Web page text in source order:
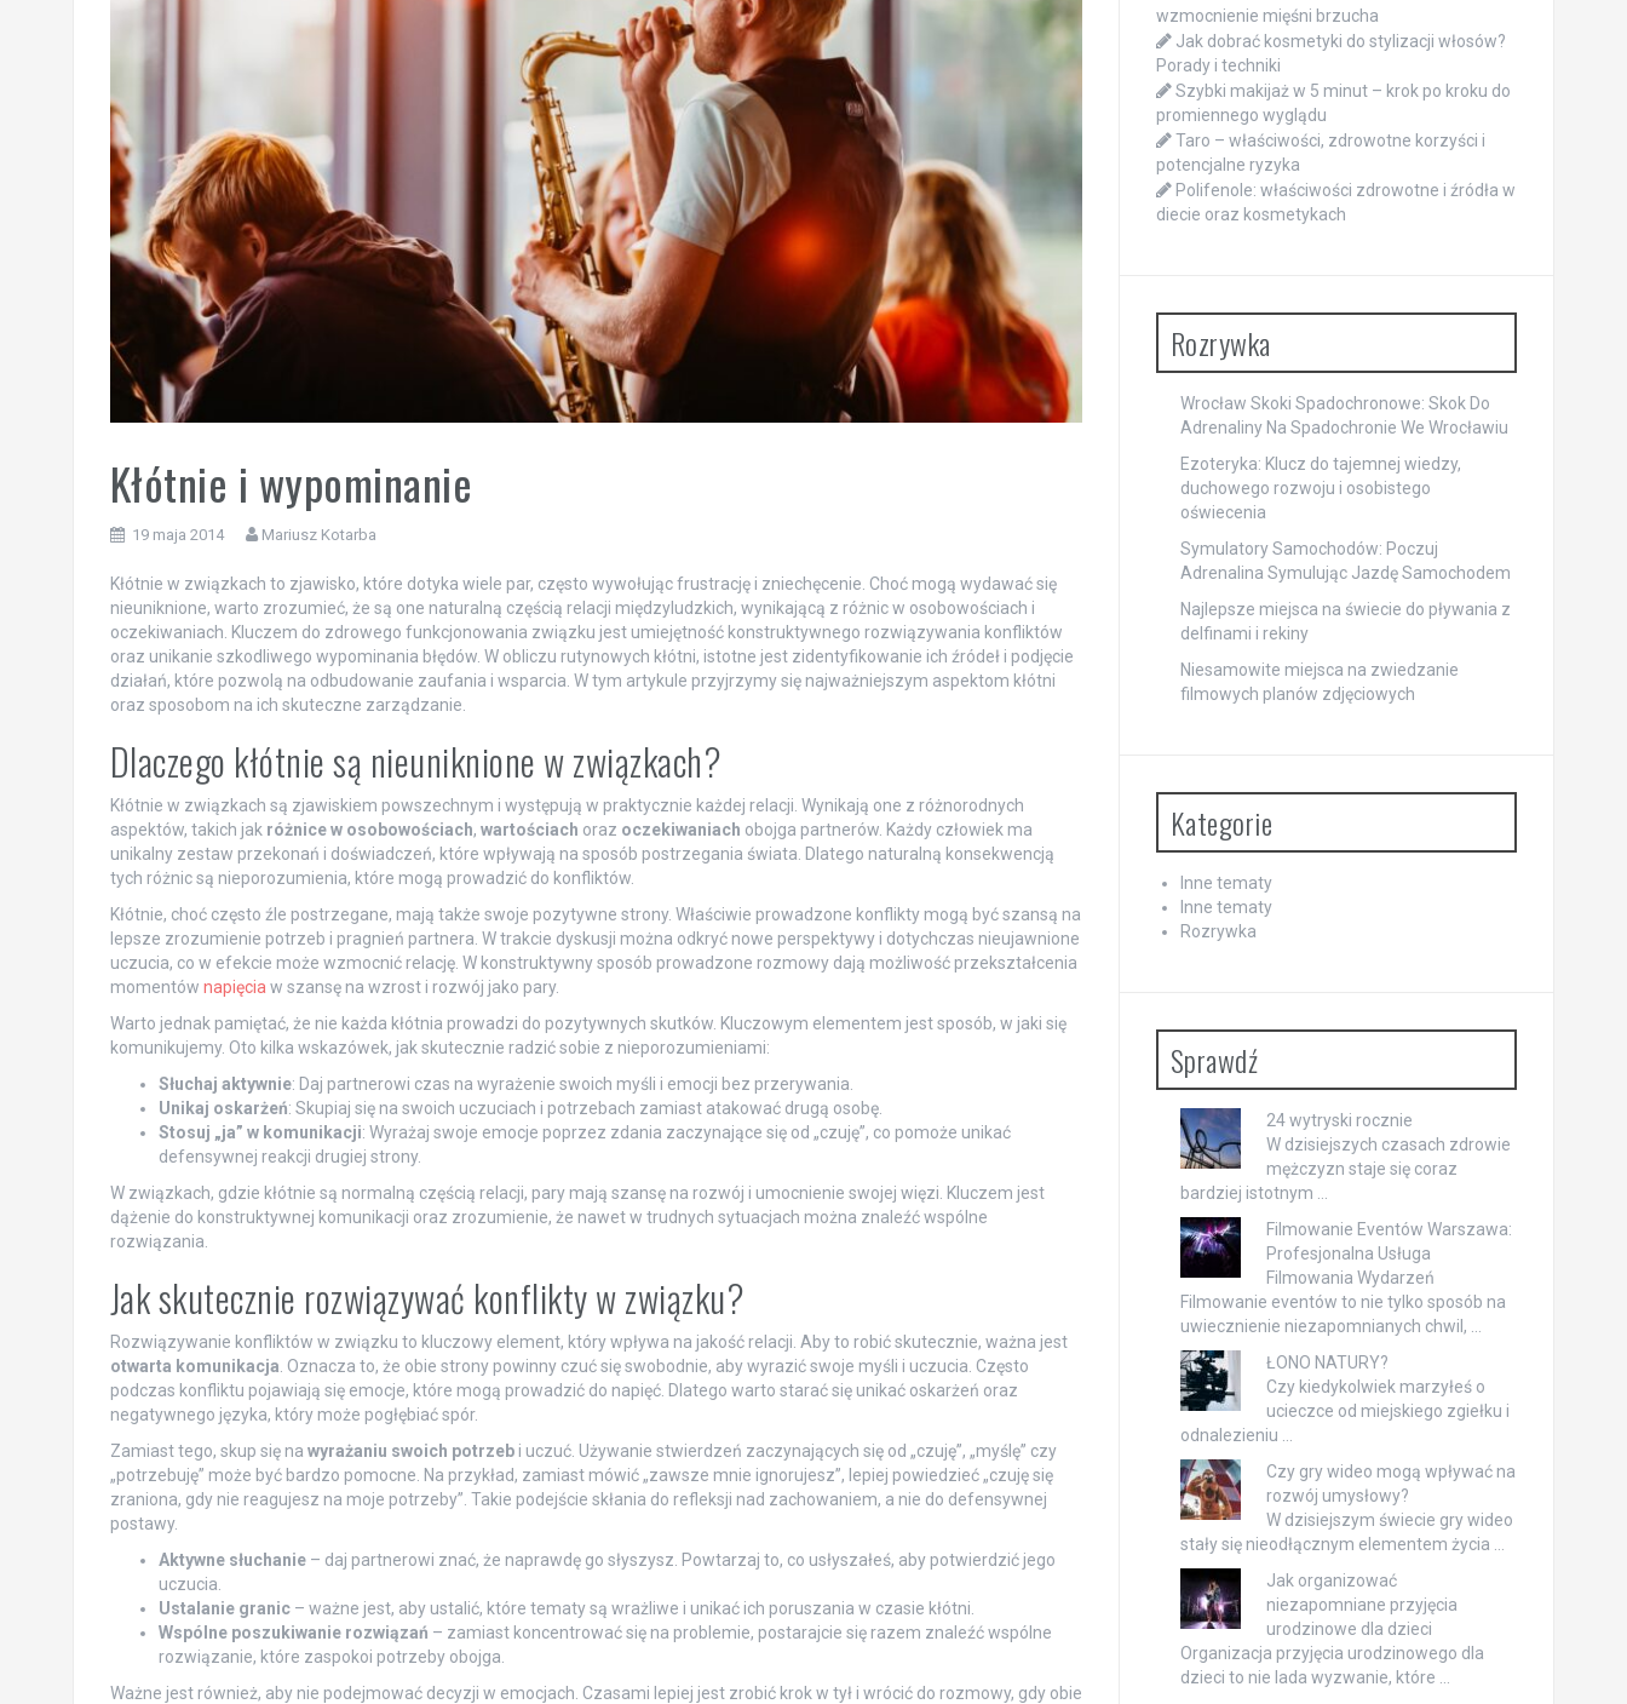
Kłótnie i wypominanie
19 maja 2014 Mariusz Kotarba
Kłótnie w związkach to zjawisko, które dotyka wiele par, często wywołując frustrację i zniechęcenie. Choć mogą wydawać się
nieuniknione, warto zrozumieć, że są one naturalną częścią relacji międzyludzkich, wynikającą z różnic w osobowościach i
oczekiwaniach. Kluczem do zdrowego funkcjonowania związku jest umiejętność konstruktywnego rozwiązywania konfliktów
oraz unikanie szkodliwego wypominania błędów. W obliczu rutynowych kłótni, istotne jest zidentyfikowanie ich źródeł i podjęcie
działań, które pozwolą na odbudowanie zaufania i wsparcia. W tym artykule przyjrzymy się najważniejszym aspektom kłótni
oraz sposobom na ich skuteczne zarządzanie.
Dlaczego kłótnie są nieuniknione w związkach?
Kłótnie w związkach są zjawiskiem powszechnym i występują w praktycznie każdej relacji. Wynikają one z różnorodnych
aspektów, takich jak różnice w osobowościach, wartościach oraz oczekiwaniach obojga partnerów. Każdy człowiek ma
unikalny zestaw przekonań i doświadczeń, które wpływają na sposób postrzegania świata. Dlatego naturalną konsekwencją
tych różnic są nieporozumienia, które mogą prowadzić do konfliktów.
Kłótnie, choć często źle postrzegane, mają także swoje pozytywne strony. Właściwie prowadzone konflikty mogą być szansą na
lepsze zrozumienie potrzeb i pragnień partnera. W trakcie dyskusji można odkryć nowe perspektywy i dotychczas nieujawnione
uczucia, co w efekcie może wzmocnić relację. W konstruktywny sposób prowadzone rozmowy dają możliwość przekształcenia
momentów napięcia w szansę na wzrost i rozwój jako pary.
Warto jednak pamiętać, że nie każda kłótnia prowadzi do pozytywnych skutków. Kluczowym elementem jest sposób, w jaki się
komunikujemy. Oto kilka wskazówek, jak skutecznie radzić sobie z nieporozumieniami:
Słuchaj aktywnie: Daj partnerowi czas na wyrażenie swoich myśli i emocji bez przerywania.
Unikaj oskarżeń: Skupiaj się na swoich uczuciach i potrzebach zamiast atakować drugą osobę.
Stosuj „ja” w komunikacji: Wyrażaj swoje emocje poprzez zdania zaczynające się od „czuję”, co pomoże unikać
defensywnej reakcji drugiej strony.
W związkach, gdzie kłótnie są normalną częścią relacji, pary mają szansę na rozwój i umocnienie swojej więzi. Kluczem jest
dążenie do konstruktywnej komunikacji oraz zrozumienie, że nawet w trudnych sytuacjach można znaleźć wspólne
rozwiązania.
Jak skutecznie rozwiązywać konflikty w związku?
Rozwiązywanie konfliktów w związku to kluczowy element, który wpływa na jakość relacji. Aby to robić skutecznie, ważna jest
otwarta komunikacja . Oznacza to, że obie strony powinny czuć się swobodnie, aby wyrazić swoje myśli i uczucia. Często
podczas konfliktu pojawiają się emocje, które mogą prowadzić do napięć. Dlatego warto starać się unikać oskarżeń oraz
negatywnego języka, który może pogłębiać spór.
Zamiast tego, skup się na wyrażaniu swoich potrzebi uczuć. Używanie stwierdzeń zaczynających się od „czuję”, „myślę” czy
„potrzebuję” może być bardzo pomocne. Na przykład, zamiast mówić „zawsze mnie ignorujesz”, lepiej powiedzieć „czuję się
zraniona, gdy nie reagujesz na moje potrzeby”. Takie podejście skłania do refleksji nad zachowaniem, a nie do defensywnej
postawy.
Aktywne słuchanie– daj partnerowi znać, że naprawdę go słyszysz. Powtarzaj to, co usłyszałeś, aby potwierdzić jego
uczucia.
Ustalanie granic– ważne jest, aby ustalić, które tematy są wrażliwe i unikać ich poruszania w czasie kłótni.
Wspólne poszukiwanie rozwiązań – zamiast koncentrować się na problemie, postarajcie się razem znaleźć wspólne
rozwiązanie, które zaspokoi potrzeby obojga.
Ważne jest również, aby nie podejmować decyzji w emocjach. Czasami lepiej jest zrobić krok w tył i wrócić do rozmowy, gdy obie
wzmocnienie mięśni brzucha
Jak dobrać kosmetyki do stylizacji włosów?
Porady i techniki
Szybki makijaż w 5 minut – krok po kroku do
promiennego wyglądu
Taro – właściwości, zdrowotne korzyści i
potencjalne ryzyka
Polifenole: właściwości zdrowotne i źródła w
diecie oraz kosmetykach
Rozrywka
Wrocław Skoki Spadochronowe: Skok Do
Adrenaliny Na Spadochronie We Wrocławiu
Ezoteryka: Klucz do tajemnej wiedzy,
duchowego rozwoju i osobistego
oświecenia
Symulatory Samochodów: Poczuj
Adrenalina Symulując Jazdę Samochodem
Najlepsze miejsca na świecie do pływania z
delfinami i rekiny
Niesamowite miejsca na zwiedzanie
filmowych planów zdjęciowych
Kategorie
Inne tematy
Inne tematy
Rozrywka
Sprawdź
24 wytryski rocznie
W dzisiejszych czasach zdrowie
mężczyzn staje się coraz
bardziej istotnym …
Filmowanie Eventów Warszawa:
Profesjonalna Usługa
Filmowania Wydarzeń
Filmowanie eventów to nie tylko sposób na
uwiecznienie niezapomnianych chwil, …
ŁONO NATURY?
Czy kiedykolwiek marzyłeś o
ucieczce od miejskiego zgiełku i
odnalezieniu …
Czy gry wideo mogą wpływać na
rozwój umysłowy?
W dzisiejszym świecie gry wideo
stały się nieodłącznym elementem życia …
Jak organizować
niezapomniane przyjęcia
urodzinowe dla dzieci
Organizacja przyjęcia urodzinowego dla
dzieci to nie lada wyzwanie, które …